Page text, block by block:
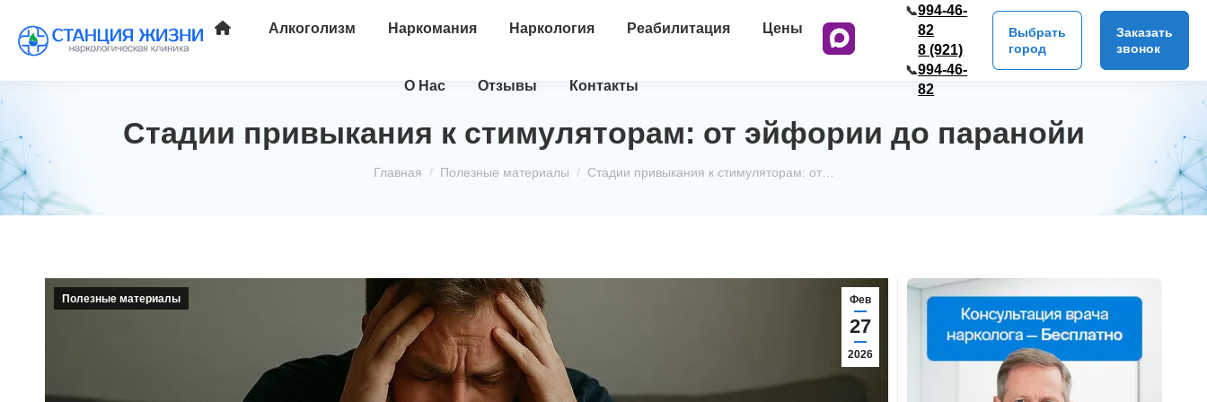
Алкоголизм Наркомания Наркология Реабилитация Цены
О Нас Отзывы Контакты
📞994-46-
82
📞
8 (921)
994-46-
82
Выбрать
город
Заказать
звонок
Стадии привыкания к стимуляторам: от эйфории до паранойи
Главная Полезные материалы Стадии привыкания к стимуляторам: от…
Фев
27
2026
Полезные материалы